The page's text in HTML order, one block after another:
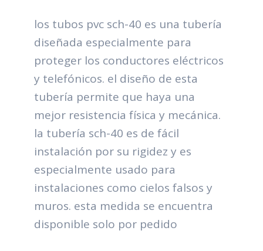
los tubos pvc sch-40 es una tubería
diseñada especialmente para
proteger los conductores eléctricos
y telefónicos. el diseño de esta
tubería permite que haya una
mejor resistencia física y mecánica.
la tubería sch-40 es de fácil
instalación por su rigidez y es
especialmente usado para
instalaciones como cielos falsos y
muros. esta medida se encuentra
disponible solo por pedido